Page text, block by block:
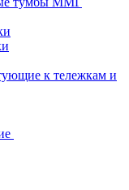
к тележкам и